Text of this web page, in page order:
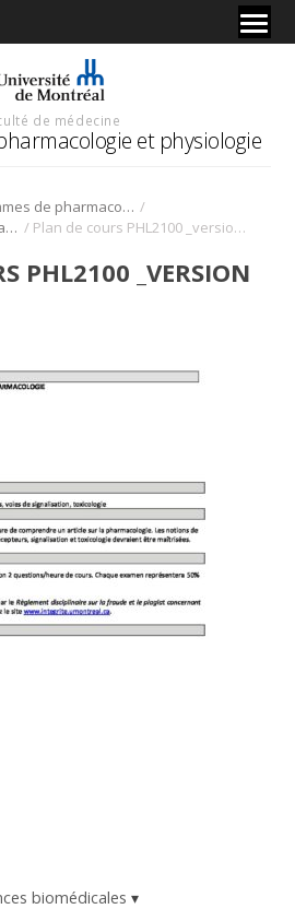
de médecine
et physiologie
Programmes de pharmacologie /
Liste des cours en pharmacologie / Plan de cours PHL2100 _version 1
biomédicales
PHL2100 _VERSION